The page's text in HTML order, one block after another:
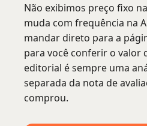
Não exibimos preço fixo
muda com frequência na
mandar direto para a
para você conferir o valor
editorial é sempre uma
separada da nota de
comprou.